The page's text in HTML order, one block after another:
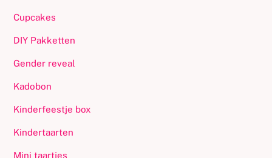
Cupcakes
DIY Pakketten
Gender reveal
Kadobon
Kinderfeestje box
Kindertaarten
Mini taartjes